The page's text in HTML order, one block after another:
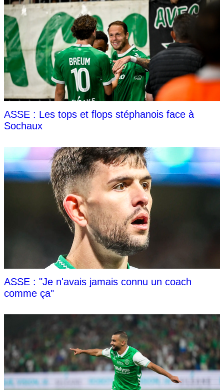
ASSE : Les tops et flops stéphanois face à
Sochaux
ASSE : "Je n'avais jamais connu un coach
comme ça"